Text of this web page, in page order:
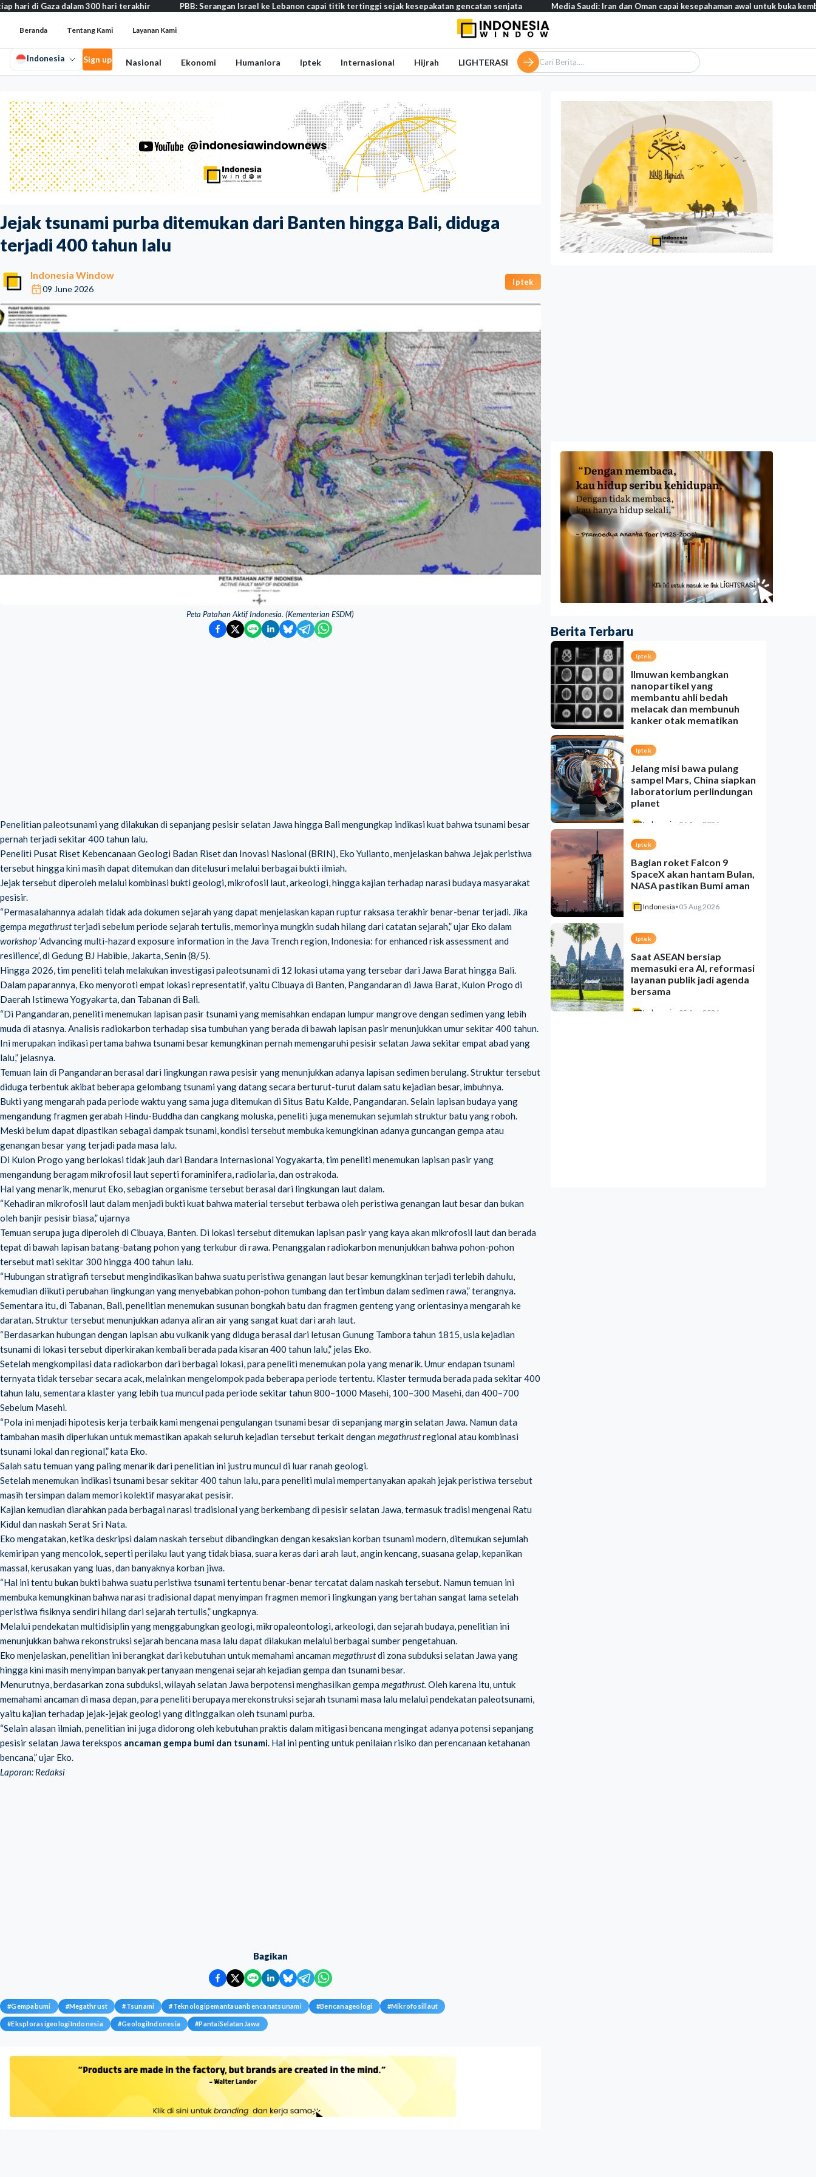
Jejak tsunami purba ditemukan dari Banten hingga Bali, diduga
terjadi 400 tahun lalu
Indonesia Window
09 June 2026
Iptek
Peta Patahan Aktif Indonesia. (Kementerian ESDM)
Penelitian paleotsunami yang dilakukan di sepanjang pesisir selatan Jawa hingga Bali mengungkap indikasi kuat bahwa tsunami besar
pernah terjadi sekitar 400 tahun lalu.
Peneliti Pusat Riset Kebencanaan Geologi Badan Riset dan Inovasi Nasional (BRIN), Eko Yulianto, menjelaskan bahwa Jejak peristiwa
tersebut hingga kini masih dapat ditemukan dan ditelusuri melalui berbagai bukti ilmiah.
Jejak tersebut diperoleh melalui kombinasi bukti geologi, mikrofosil laut, arkeologi, hingga kajian terhadap narasi budaya masyarakat
pesisir.
“Permasalahannya adalah tidak ada dokumen sejarah yang dapat menjelaskan kapan ruptur raksasa terakhir benar-benar terjadi. Jika
gempamegathrustterjadi sebelum periode sejarah tertulis, memorinya mungkin sudah hilang dari catatan sejarah,” ujar Eko dalam
workshop‘Advancing multi-hazard exposure information in the Java Trench region, Indonesia: for enhanced risk assessment and
resilience’, di Gedung BJ Habibie, Jakarta, Senin (8/5).
Hingga 2026, tim peneliti telah melakukan investigasi paleotsunami di 12 lokasi utama yang tersebar dari Jawa Barat hingga Bali.
Dalam paparannya, Eko menyoroti empat lokasi representatif, yaitu Cibuaya di Banten, Pangandaran di Jawa Barat, Kulon Progo di
Daerah Istimewa Yogyakarta, dan Tabanan di Bali.
“Di Pangandaran, peneliti menemukan lapisan pasir tsunami yang memisahkan endapan lumpur mangrove dengan sedimen yang lebih
muda di atasnya. Analisis radiokarbon terhadap sisa tumbuhan yang berada di bawah lapisan pasir menunjukkan umur sekitar 400 tahun.
Ini merupakan indikasi pertama bahwa tsunami besar kemungkinan pernah memengaruhi pesisir selatan Jawa sekitar empat abad yang
lalu,” jelasnya.
Temuan lain di Pangandaran berasal dari lingkungan rawa pesisir yang menunjukkan adanya lapisan sedimen berulang. Struktur tersebut
diduga terbentuk akibat beberapa gelombang tsunami yang datang secara berturut-turut dalam satu kejadian besar, imbuhnya.
Bukti yang mengarah pada periode waktu yang sama juga ditemukan di Situs Batu Kalde, Pangandaran. Selain lapisan budaya yang
mengandung fragmen gerabah Hindu-Buddha dan cangkang moluska, peneliti juga menemukan sejumlah struktur batu yang roboh.
Meski belum dapat dipastikan sebagai dampak tsunami, kondisi tersebut membuka kemungkinan adanya guncangan gempa atau
genangan besar yang terjadi pada masa lalu.
Di Kulon Progo yang berlokasi tidak jauh dari Bandara Internasional Yogyakarta, tim peneliti menemukan lapisan pasir yang
mengandung beragam mikrofosil laut seperti foraminifera, radiolaria, dan ostrakoda.
Hal yang menarik, menurut Eko, sebagian organisme tersebut berasal dari lingkungan laut dalam.
“Kehadiran mikrofosil laut dalam menjadi bukti kuat bahwa material tersebut terbawa oleh peristiwa genangan laut besar dan bukan
oleh banjir pesisir biasa,” ujarnya
Temuan serupa juga diperoleh di Cibuaya, Banten. Di lokasi tersebut ditemukan lapisan pasir yang kaya akan mikrofosil laut dan berada
tepat di bawah lapisan batang-batang pohon yang terkubur di rawa. Penanggalan radiokarbon menunjukkan bahwa pohon-pohon
tersebut mati sekitar 300 hingga 400 tahun lalu.
“Hubungan stratigrafi tersebut mengindikasikan bahwa suatu peristiwa genangan laut besar kemungkinan terjadi terlebih dahulu,
kemudian diikuti perubahan lingkungan yang menyebabkan pohon-pohon tumbang dan tertimbun dalam sedimen rawa,” terangnya.
Sementara itu, di Tabanan, Bali, penelitian menemukan susunan bongkah batu dan fragmen genteng yang orientasinya mengarah ke
daratan. Struktur tersebut menunjukkan adanya aliran air yang sangat kuat dari arah laut.
“Berdasarkan hubungan dengan lapisan abu vulkanik yang diduga berasal dari letusan Gunung Tambora tahun 1815, usia kejadian
tsunami di lokasi tersebut diperkirakan kembali berada pada kisaran 400 tahun lalu,” jelas Eko.
Setelah mengkompilasi data radiokarbon dari berbagai lokasi, para peneliti menemukan pola yang menarik. Umur endapan tsunami
ternyata tidak tersebar secara acak, melainkan mengelompok pada beberapa periode tertentu. Klaster termuda berada pada sekitar 400
tahun lalu, sementara klaster yang lebih tua muncul pada periode sekitar tahun 800–1000 Masehi, 100–300 Masehi, dan 400–700
Sebelum Masehi.
“Pola ini menjadi hipotesis kerja terbaik kami mengenai pengulangan tsunami besar di sepanjang margin selatan Jawa. Namun data
tambahan masih diperlukan untuk memastikan apakah seluruh kejadian tersebut terkait denganmegathrustregional atau kombinasi
tsunami lokal dan regional,” kata Eko.
Salah satu temuan yang paling menarik dari penelitian ini justru muncul di luar ranah geologi.
Setelah menemukan indikasi tsunami besar sekitar 400 tahun lalu, para peneliti mulai mempertanyakan apakah jejak peristiwa tersebut
masih tersimpan dalam memori kolektif masyarakat pesisir.
Kajian kemudian diarahkan pada berbagai narasi tradisional yang berkembang di pesisir selatan Jawa, termasuk tradisi mengenai Ratu
Kidul dan naskah Serat Sri Nata.
Eko mengatakan, ketika deskripsi dalam naskah tersebut dibandingkan dengan kesaksian korban tsunami modern, ditemukan sejumlah
kemiripan yang mencolok, seperti perilaku laut yang tidak biasa, suara keras dari arah laut, angin kencang, suasana gelap, kepanikan
massal, kerusakan yang luas, dan banyaknya korban jiwa.
“Hal ini tentu bukan bukti bahwa suatu peristiwa tsunami tertentu benar-benar tercatat dalam naskah tersebut. Namun temuan ini
membuka kemungkinan bahwa narasi tradisional dapat menyimpan fragmen memori lingkungan yang bertahan sangat lama setelah
peristiwa fisiknya sendiri hilang dari sejarah tertulis,” ungkapnya.
Melalui pendekatan multidisiplin yang menggabungkan geologi, mikropaleontologi, arkeologi, dan sejarah budaya, penelitian ini
menunjukkan bahwa rekonstruksi sejarah bencana masa lalu dapat dilakukan melalui berbagai sumber pengetahuan.
Eko menjelaskan, penelitian ini berangkat dari kebutuhan untuk memahami ancamanmegathrustdi zona subduksi selatan Jawa yang
hingga kini masih menyimpan banyak pertanyaan mengenai sejarah kejadian gempa dan tsunami besar.
Menurutnya, berdasarkan zona subduksi, wilayah selatan Jawa berpotensi menghasilkan gempamegathrust. Oleh karena itu, untuk
memahami ancaman di masa depan, para peneliti berupaya merekonstruksi sejarah tsunami masa lalu melalui pendekatan paleotsunami,
yaitu kajian terhadap jejak-jejak geologi yang ditinggalkan oleh tsunami purba.
“Selain alasan ilmiah, penelitian ini juga didorong oleh kebutuhan praktis dalam mitigasi bencana mengingat adanya potensi sepanjang
pesisir selatan Jawa terekspos ancaman gempa bumi dan tsunami. Hal ini penting untuk penilaian risiko dan perencanaan ketahanan
bencana,” ujar Eko.
Laporan: Redaksi
Bagikan
#Gempabumi #Megathrust #Tsunami #Teknologipemantauanbencanatsunami #Bencanageologi #Mikrofosillaut
#EksplorasigeologiIndonesia #GeologiIndonesia #PantaiSelatanJawa
Berita Terbaru
Iptek
Ilmuwan kembangkan
nanopartikel yang
membantu ahli bedah
melacak dan membunuh
kanker otak mematikan
Iptek
Jelang misi bawa pulang
sampel Mars, China siapkan
laboratorium perlindungan
planet
Indonesia 06 Aug 2026
Iptek
Bagian roket Falcon 9
SpaceX akan hantam Bulan,
NASA pastikan Bumi aman
Indonesia•05 Aug 2026
Iptek
Saat ASEAN bersiap
memasuki era AI, reformasi
layanan publik jadi agenda
bersama
Indonesia 05 Aug 2026
dalam 300 hari terakhir PBB: Serangan Israel ke Lebanon capai titik tertinggi sejak kesepakatan gencatan senjata Media Saudi: Iran dan Oman capai kesepahaman awal untuk buka kembali Selat
Beranda Tentang Kami Layanan Kami
Indonesia Sign up Nasional Ekonomi Humaniora Iptek Internasional Hijrah LIGHTERASI